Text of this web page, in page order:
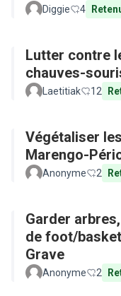
Diggie 4
Lutter contre
chauves-
Laetitiak 12
Végétaliser
Marengo-
Anonyme 2
Garder
de foot/
Grave
Anonyme 2